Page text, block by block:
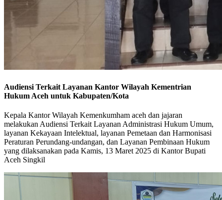
Audiensi Terkait Layanan Kantor Wilayah Kementrian
Hukum Aceh untuk Kabupaten/Kota
Kepala Kantor Wilayah Kemenkumham aceh dan jajaran
melakukan Audiensi Terkait Layanan Administrasi Hukum Umum,
layanan Kekayaan Intelektual, layanan Pemetaan dan Harmonisasi
Peraturan Perundang-undangan, dan Layanan Pembinaan Hukum
yang dilaksanakan pada Kamis, 13 Maret 2025 di Kantor Bupati
Aceh Singkil